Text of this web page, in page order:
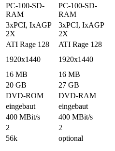
PC-100-SD-
RAM
PC-100-SD-
RAM
3xPCI, IxAGP
2X
3xPCI, IxAGP
2X
ATI Rage 128
ATI Rage 128
1920x1440
1920x1440
16 MB
16 MB
20 GB
27 GB
DVD-ROM
DVD-RAM
eingebaut
eingebaut
400 MBit/s
400 MBit/s
2
2
56k optional